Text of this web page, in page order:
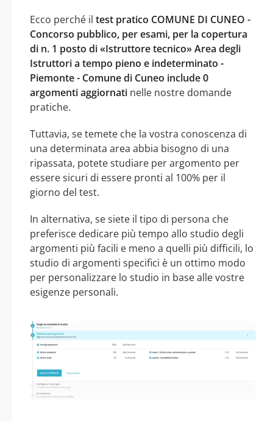
Ecco perché il test pratico COMUNE DI CUNEO -
Concorso pubblico, per esami, per la copertura
di n. 1 posto di «Istruttore tecnico» Area degli
Istruttori a tempo pieno e indeterminato -
Piemonte - Comune di Cuneo include 0
argomenti aggiornati nelle nostre domande
pratiche.
Tuttavia, se temete che la vostra conoscenza di
una determinata area abbia bisogno di una
ripassata, potete studiare per argomento per
essere sicuri di essere pronti al 100% per il
giorno del test.
In alternativa, se siete il tipo di persona che
preferisce dedicare più tempo allo studio degli
argomenti più facili e meno a quelli più difficili, lo
studio di argomenti specifici è un ottimo modo
per personalizzare lo studio in base alle vostre
esigenze personali.